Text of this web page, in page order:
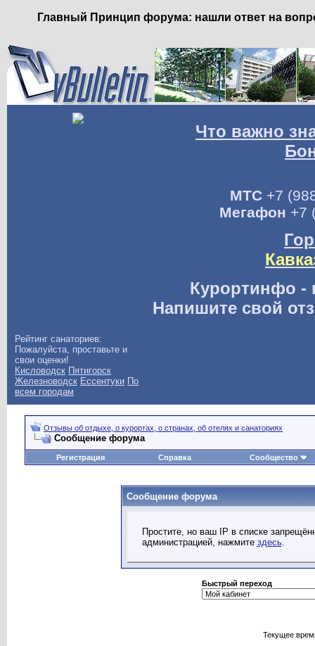
Главный Принцип форума: нашли ответ на
Что важно
МТС+7
Мегафон +7
Курортинфо -
Напишите свой
Рейтинг санаториев:
Пожалуйста, проставьте и
свои оценки!
Кисловодск Пятигорск
Железноводск Ессентуки По
всем городам
Отзывы об отдыхе, о курортах, о странах, об отелях и санаториях
Сообщение форума
Регистрация Справка Сообщество
Сообщение форума
Простите, но ваш IP в списке
администрацией, нажмите здесь.
Быстрый переход
Текущее